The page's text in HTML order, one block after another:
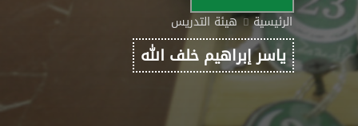
الرئيسية هيئة التدريس
ياسر إبراهيم خلف الله